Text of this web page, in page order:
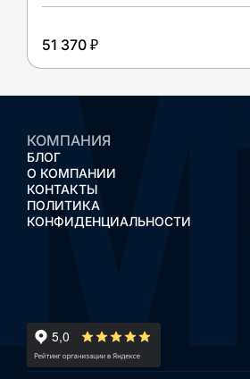
51 370 ₽
КОМПАНИЯ
БЛОГ
О КОМПАНИИ
КОНТАКТЫ
ПОЛИТИКА
КОНФИДЕНЦИАЛЬНОСТИ